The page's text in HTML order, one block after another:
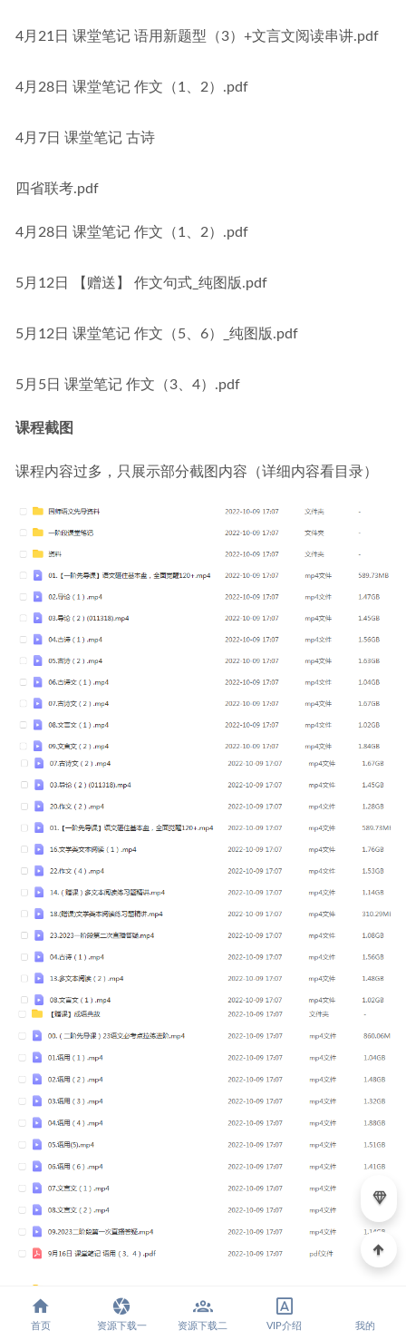
4月21日 课堂笔记 语用新题型（3）+文言文阅读串讲.pdf
4月28日 课堂笔记 作文（1、2）.pdf
4月7日 课堂笔记 古诗
四省联考.pdf
4月28日 课堂笔记 作文（1、2）.pdf
5月12日 【赠送】 作文句式_纯图版.pdf
5月12日 课堂笔记 作文（5、6）_纯图版.pdf
5月5日 课堂笔记 作文（3、4）.pdf
课程截图
课程内容过多，只展示部分截图内容（详细内容看目录）
首页 资源下载一 资源下载二 VIP介绍 我的